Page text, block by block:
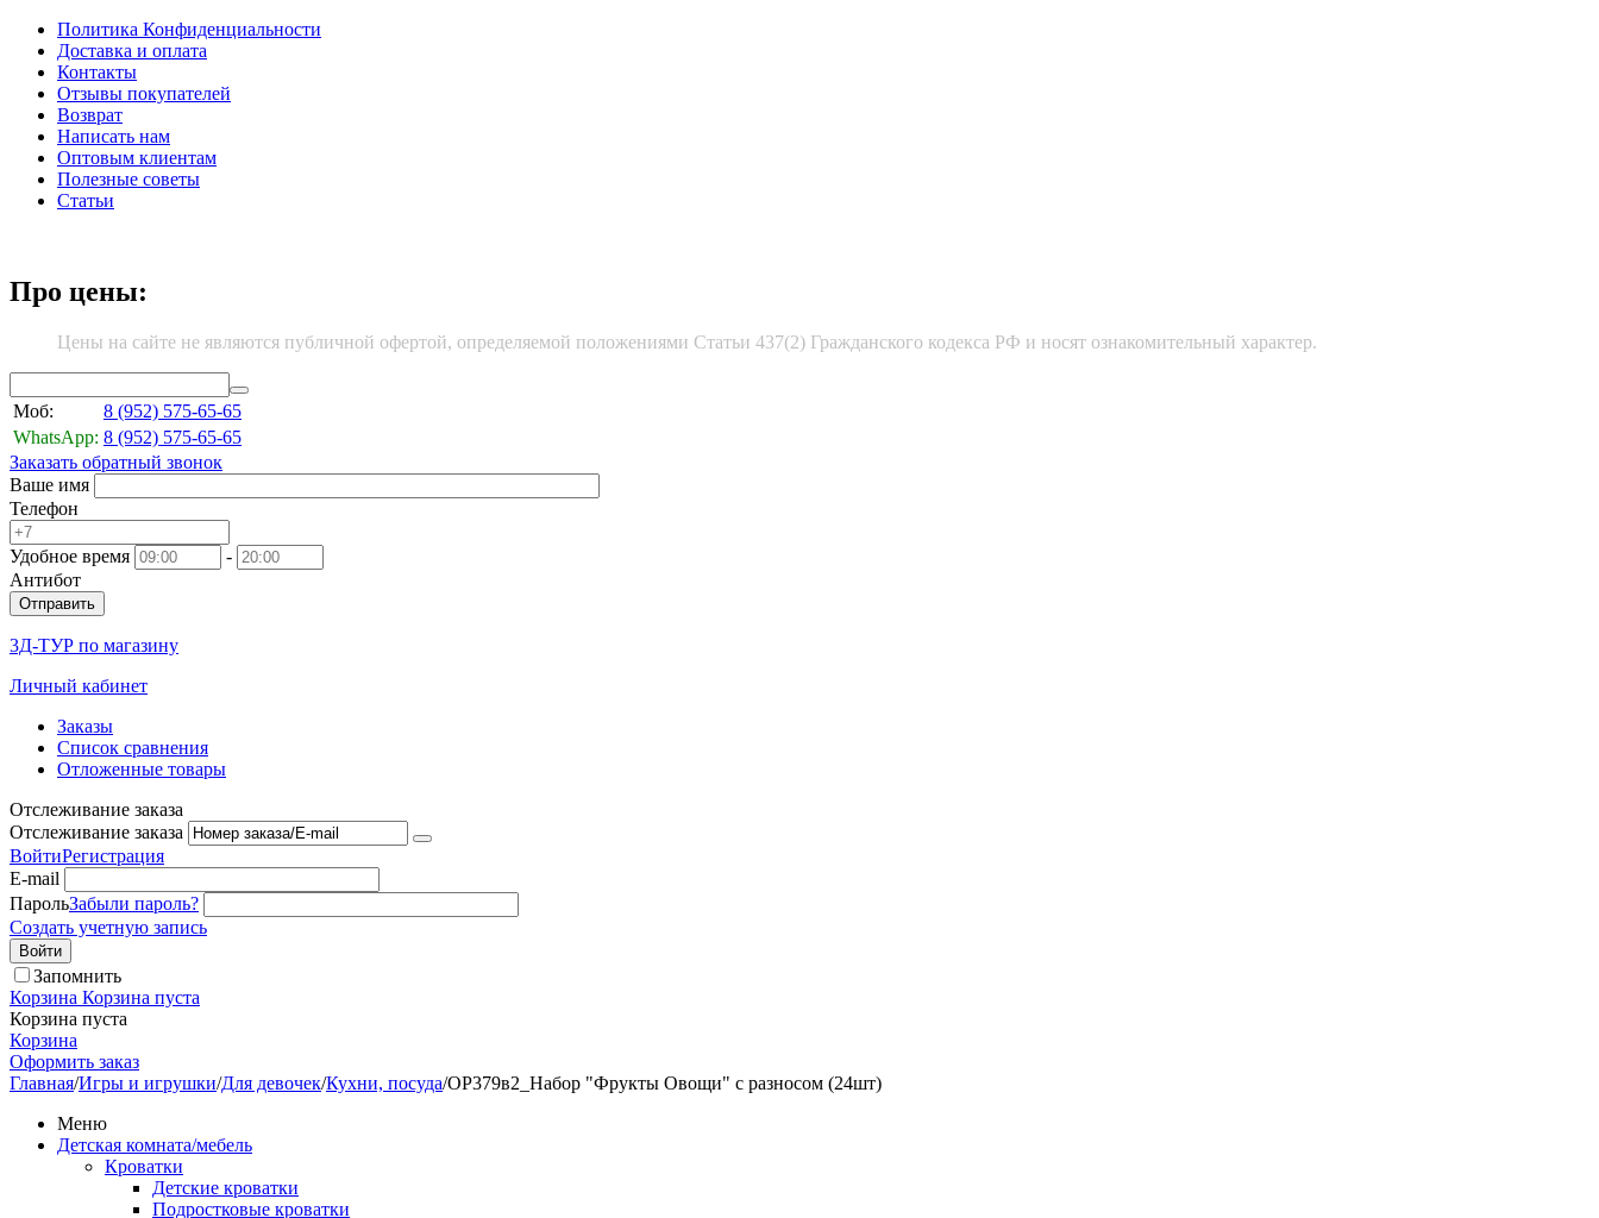
Политика Конфиденциальности
Доставка и оплата
Контакты
Отзывы покупателей
Возврат
Написать нам
Оптовым клиентам
Полезные советы
Статьи
Про цены:
Цены на сайте не являются публичной офертой, определяемой положениями Статьи 437(2) Гражданского кодекса РФ и носят ознакомительный характер.
Моб: 8 (952) 575-65-65
WhatsApp: 8 (952) 575-65-65
Заказать обратный звонок
Ваше имя
Телефон
Удобное время
-
Антибот
Отправить
3Д-ТУР по магазину
Личный кабинет
Заказы
Список сравнения
Отложенные товары
Отслеживание заказа
Отслеживание заказа
ВойтиРегистрация
E-mail
ПарольЗабыли пароль?
Создать учетную запись
Войти
Запомнить
Корзина Корзина пуста
Корзина пуста
Корзина
Оформить заказ
Главная/Игры и игрушки/Для девочек/Кухни, посуда/ОР379в2_Набор "Фрукты Овощи" с разносом (24шт)
Меню
Детская комната/мебель
Кроватки
Детские кроватки
Подростковые кроватки